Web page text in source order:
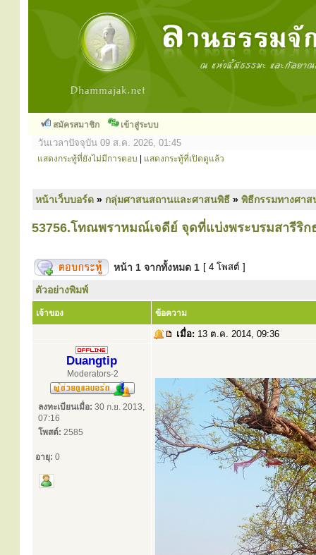
สมัครสมาชิก เข้าสู่ระบบ
วันเวลาปัจจุบัน 09 ส.ค. 2026, 01:45
แสดงกระทู้ที่ยังไม่มีการตอบ แสดงกระทู้ที่เปิดดูแล้ว
หน้าเว็บบอร์ด » กลุ่มศาสนสถานและศาสนพิธี » พิธีกรรมทางศา
53756.โทณพราหมณ์เจดีย์ จุดที่แบ่งพระบรมสารีริก
หน้า 1 จากทั้งหมด 1 [ 4 โพสต์ ]
ตัวอย่างพิมพ์
เจ้าของ ข้อความ
เมื่อ: 13 ต.ค. 2014, 09:36
Duangtip
Moderators-2
ลงทะเบียนเมื่อ: 30 ก.ย. 2013,
07:16
โพสต์: 2585
อายุ: 0